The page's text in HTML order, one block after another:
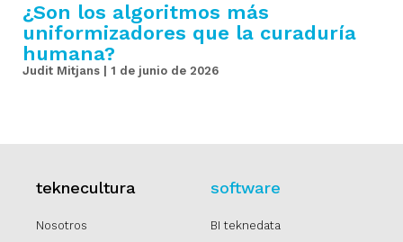
¿Son los algoritmos más
uniformizadores que la curaduría
humana?
Judit Mitjans 1 de junio de 2026
teknecultura
Nosotros
software
BI teknedata